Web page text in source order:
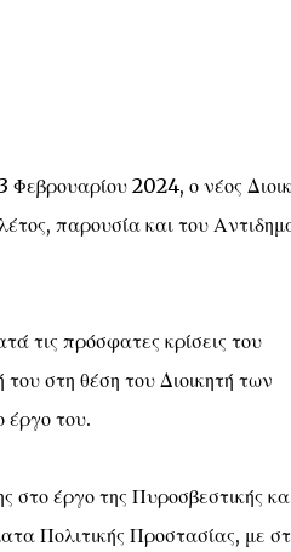
2024, ο νέος
παρουσία και του
τις πρόσφατες κρίσεις του
στη θέση του Διοικητή των
έργο του.
έργο της Πυροσβεστικής
Πολιτικής Προστασίας, με